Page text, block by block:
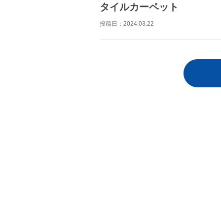
タイルカーペット
投稿日： 2024.03.22